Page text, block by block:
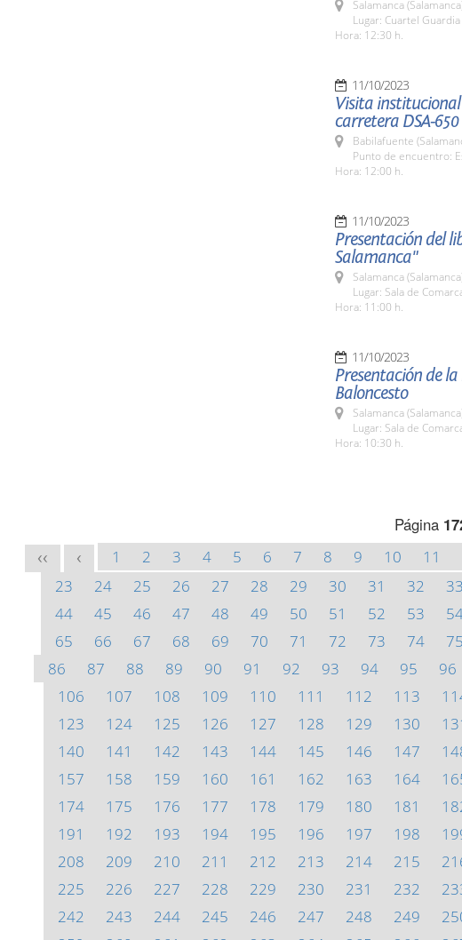
Salamanca
Lugar: Cuartel Guardia
Hora: 12:30 h.
11/10/2023
Visita institucional
carretera DSA-650
Babilafuente
Punto de encuentro:
Hora: 12:00 h.
11/10/2023
Presentación del
Salamanca"
Salamanca
Lugar: Sala de
Hora: 11:00 h.
11/10/2023
Presentación de
Baloncesto
Salamanca
Lugar: Sala de
Hora: 10:30 h.
Página
<< < 1 2 3 4 5 6 7 8 9 10 11
23
24 25 26 27 28 29 30 31 32 33
44
45 46 47 48 49 50 51 52 53
65
66 67 68 69 70 71 72 73 74 75
86
87 88 89 90 91 92 93 94 95 96
106
107 108 109 110 111 112 113
123
124 125 126 127 128 129 130
140
141 142 143 144 145 146 147
157
158 159 160 161 162 163 164
174
175 176 177 178 179 180 181
191
192 193 194 195 196 197 198
208
209 210 211 212 213 214 215
225
226 227 228 229 230 231 232
242
243 244 245 246 247 248 249